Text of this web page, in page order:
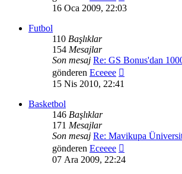
mesajı
16 Oca 2009, 22:03
Futbol
110 Başlıklar
154 Mesajlar
Son mesaj Re: GS Bonus'dan
gönderen Eceeee
15 Nis 2010, 22:41
Basketbol
146 Başlıklar
171 Mesajlar
Son mesaj Re: Mavikupa
gönderen Eceeee
mesajı
07 Ara 2009, 22:24